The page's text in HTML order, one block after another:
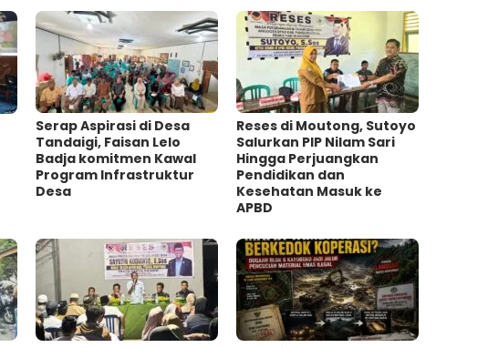
Serap Aspirasi di Desa
Tandaigi, Faisan Lelo
Badja komitmen Kawal
Program Infrastruktur
Desa
Reses di Moutong, Sutoyo
Salurkan PIP Nilam Sari
Hingga Perjuangkan
Pendidikan dan
Kesehatan Masuk ke
APBD